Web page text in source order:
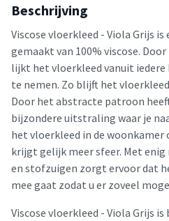
Beschrijving
Viscose vloerkleed - Viola Grijs
gemaakt van 100% viscose.
lijkt het vloerkleed vanuit iedere
te nemen. Zo blijft het
Door het abstracte patroon
bijzondere uitstraling waar je
het vloerkleed in de
krijgt gelijk meer sfeer. Met
en stofzuigen zorgt ervoor dat
mee gaat zodat u er zoveel
Viscose vloerkleed - Viola Grijs